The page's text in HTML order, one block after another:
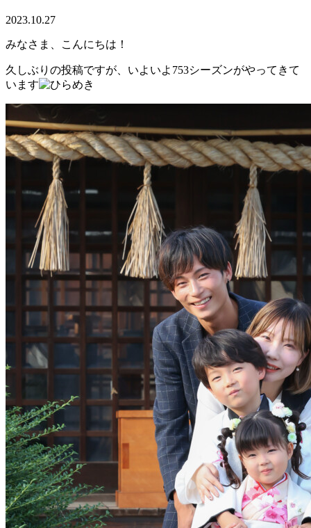
2023.10.27
みなさま、こんにちは！
久しぶりの投稿ですが、いよいよ753シーズンがやってきて
います